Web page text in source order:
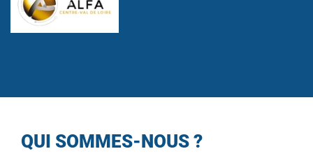
QUI SOMMES-NOUS ?